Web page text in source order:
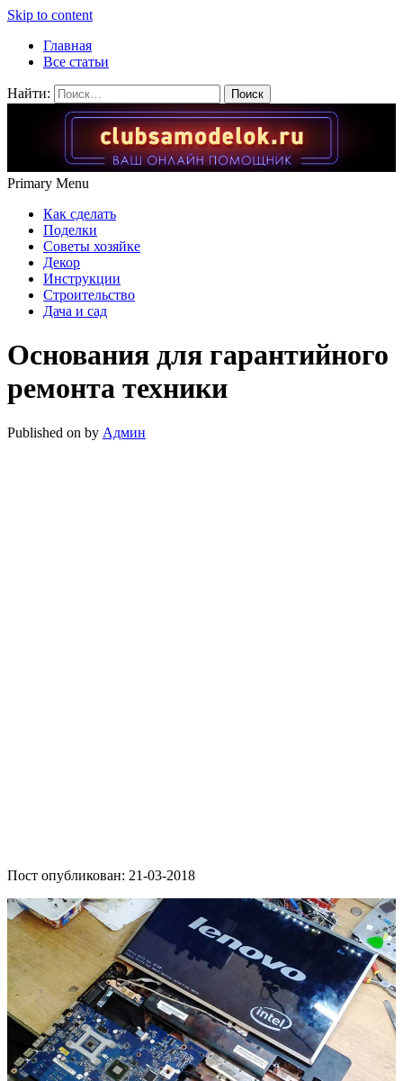
Skip to content
Главная
Все статьи
Найти:
Primary Menu
Как сделать
Поделки
Советы хозяйке
Декор
Инструкции
Строительство
Дача и сад
Основания для гарантийного
ремонта техники
Published on by Админ
Пост опубликован: 21-03-2018